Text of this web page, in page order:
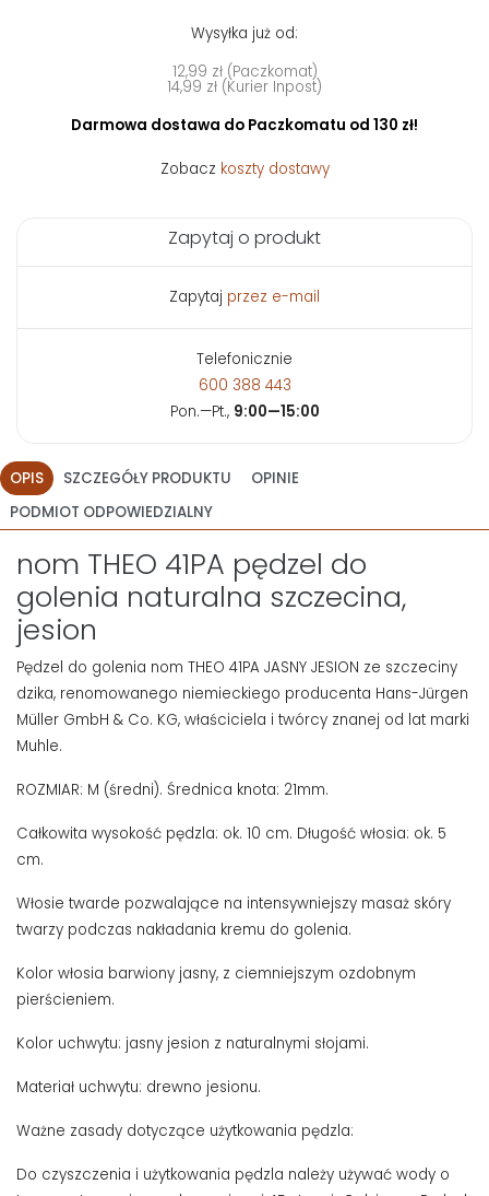
Wysyłka już od:
12,99 zł (Paczkomat)
14,99 zł (Kurier Inpost)
Darmowa dostawa do Paczkomatu od 130 zł!
Zobacz koszty dostawy
Zapytaj o produkt
Zapytaj przez e-mail
Telefonicznie
600 388 443
Pon.—Pt., 9:00—15:00
OPIS SZCZEGÓŁY PRODUKTU
OPINIE
PODMIOT ODPOWIEDZIALNY
nom THEO 41PA pędzel do
golenia naturalna szczecina,
jesion
Pędzel do golenia nom THEO 41PA JASNY JESION ze szczeciny
dzika, renomowanego niemieckiego producenta Hans-Jürgen
Müller GmbH & Co. KG, właściciela i twórcy znanej od lat marki
Muhle.
ROZMIAR: M (średni). Średnica knota: 21mm.
Całkowita wysokość pędzla: ok. 10 cm. Długość włosia: ok. 5
cm.
Włosie twarde pozwalające na intensywniejszy masaż skóry
twarzy podczas nakładania kremu do golenia.
Kolor włosia barwiony jasny, z ciemniejszym ozdobnym
pierścieniem.
Kolor uchwytu: jasny jesion z naturalnymi słojami.
Materiał uchwytu: drewno jesionu.
Ważne zasady dotyczące użytkowania pędzla:
Do czyszczenia i użytkowania pędzla należy używać wody o